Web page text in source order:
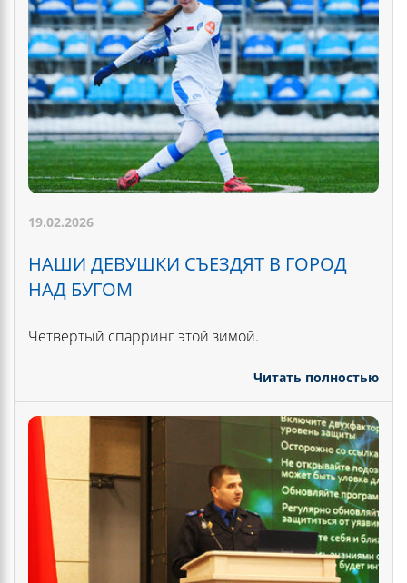
19.02.2026
НАШИ ДЕВУШКИ СЪЕЗДЯТ В ГОРОД
НАД БУГОМ
Четвертый спарринг этой зимой.
Читать полностью